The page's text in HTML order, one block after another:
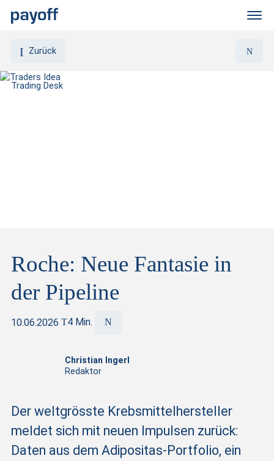
Zurück
Trading Desk
Roche: Neue Fantasie in
der Pipeline
10.06.2026 4 Min.
Christian Ingerl
Redaktor
Der weltgrösste Krebsmittelhersteller
meldet sich mit neuen Impulsen zurück:
Daten aus dem Adipositas-Portfolio, ein